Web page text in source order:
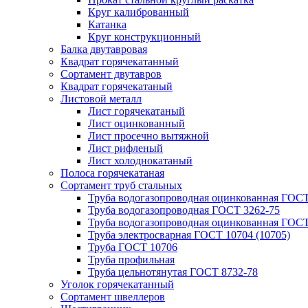
Круг калиброванный
Катанка
Круг конструкционный
Балка двутавровая
Квадрат горячекатанный
Сортамент двутавров
Квадрат горячекатаный
Листовой металл
Лист горячекатаный
Лист оцинкованный
Лист просечно вытяжной
Лист рифленый
Лист холоднокатаный
Полоса горячекатаная
Сортамент труб стальных
Труба водогазопроводная оцинкованная
Труба водогазопроводная ГОСТ 3262-75
Труба водогазопроводная оцинкованная
Труба электросварная ГОСТ 10704 (10705)
Труба ГОСТ 10706
Труба профильная
Труба цельнотянутая ГОСТ 8732-78
Уголок горячекатанный
Сортамент швеллеров